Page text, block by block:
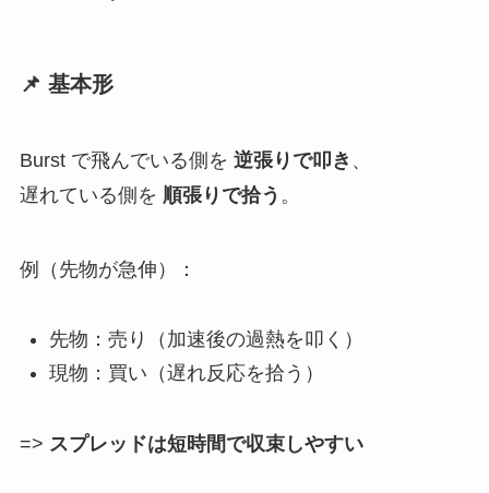
📌 基本形
Burst で飛んでいる側を 逆張りで叩き 、
遅れている側を 順張りで拾う 。
例（先物が急伸）：
先物：売り（加速後の過熱を叩く）
現物：買い（遅れ反応を拾う）
=> スプレッドは短時間で収束しやすい